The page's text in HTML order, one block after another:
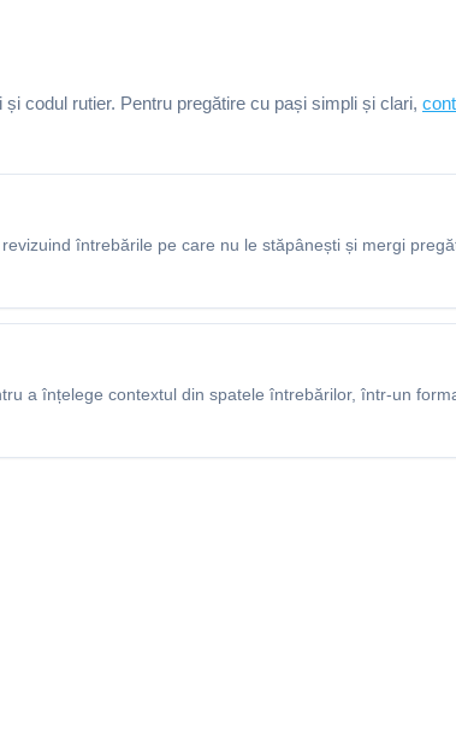
codul rutier. Pentru pregătire cu pași simpli și clari,
întrebările pe care nu le stăpânești și mergi
a înțelege contextul din spatele întrebărilor, într-un